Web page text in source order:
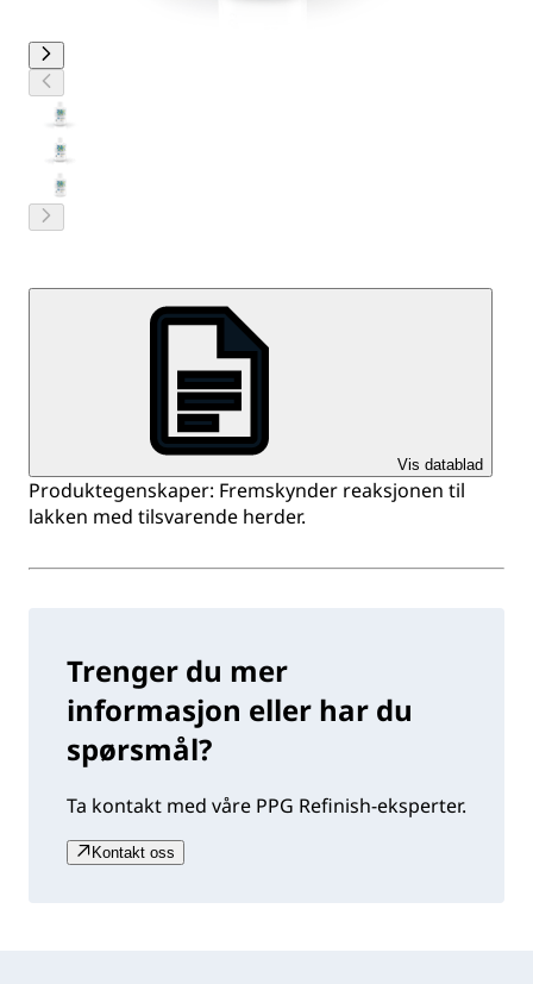
Vis datablad
Produktegenskaper: Fremskynder reaksjonen til
lakken med tilsvarende herder.
Trenger du mer
informasjon eller har du
spørsmål?
Ta kontakt med våre PPG Refinish-eksperter.
Kontakt oss